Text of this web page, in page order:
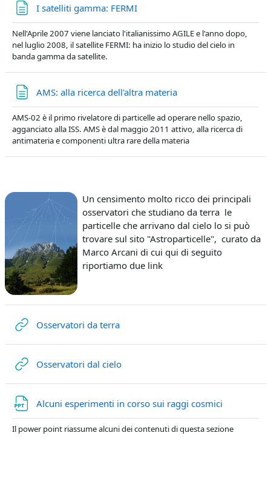
I satelliti gamma: FERMIPagina
Nell'Aprile 2007 viene lanciato l'italianissimo AGILE e l'anno dopo,
nel luglio 2008, il satellite FERMI: ha inizio lo studio del cielo in
banda gamma da satellite.
AMS: alla ricerca dell'altra materiaPagina
AMS-02 è il primo rivelatore di particelle ad operare nello spazio,
agganciato alla ISS. AMS è dal maggio 2011 attivo, alla ricerca di
antimateria e componenti ultra rare della materia
Un censimento molto ricco dei principali
osservatori che studiano da terra le
particelle che arrivano dal cielo lo si può
trovare sul sito "Astroparticelle", curato da
Marco Arcani di cui qui di seguito
riportiamo due link
Osservatori da terraURL
Osservatori dal cieloURL
Alcuni esperimenti in corso sui raggi cosmici
Il power point riassume alcuni dei contenuti di questa sezione